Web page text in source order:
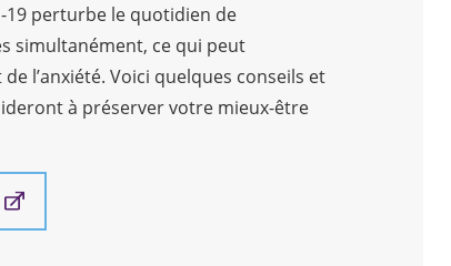
19 perturbe le quotidien de
simultanément, ce qui peut
l’anxiété. Voici quelques conseils et
à préserver votre mieux-être